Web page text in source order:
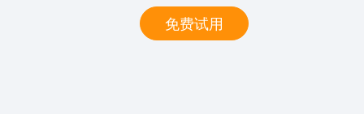
免费试用